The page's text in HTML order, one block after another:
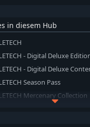
in diesem Hub
- Digital Deluxe
- Digital Deluxe
Season Pass
Mercenary Collection